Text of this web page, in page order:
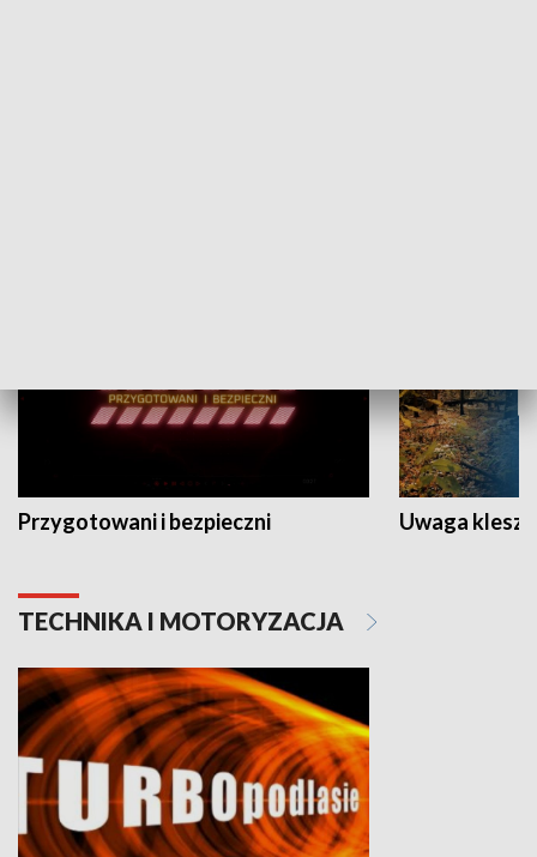
Przygotowani i bezpieczni Uwaga
TECHNIKA I MOTORYZACJA